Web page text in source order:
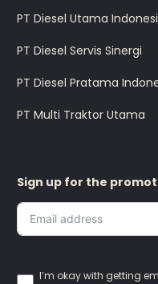
PT Diesel Utama
PT Diesel Servis Sinergi
PT Diesel Pratama
PT Multi Traktor Utama
Sign up for the
I’m okay with getting